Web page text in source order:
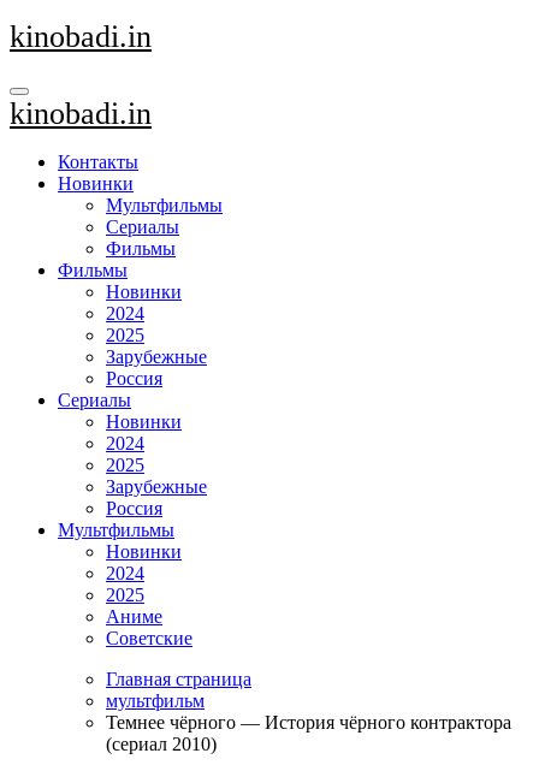
Перейти
к
kinobadi.in
kinobadi.in
Контакты
Новинки
Мультфильмы
Сериалы
Фильмы
Фильмы
Новинки
2024
2025
Зарубежные
Россия
Сериалы
Новинки
2024
2025
Зарубежные
Россия
Мультфильмы
Новинки
2024
2025
Аниме
Советские
Главная страница
мультфильм
Темнее чёрного — История чёрного контрактора
(сериал 2010)